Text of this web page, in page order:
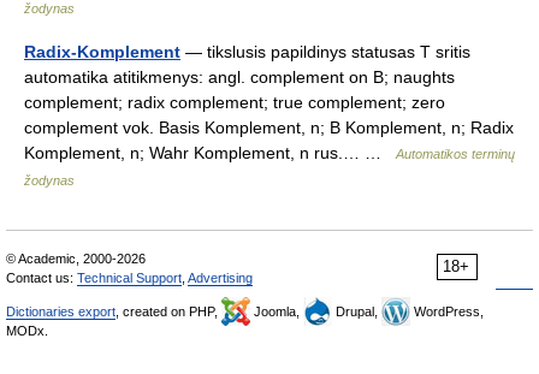
žodynas
Radix-Komplement — tikslusis papildinys statusas T sritis
automatika atitikmenys: angl. complement on B; naughts
complement; radix complement; true complement; zero
complement vok. Basis Komplement, n; B Komplement, n; Radix
Komplement, n; Wahr Komplement, n rus.… …
Automatikos terminų
žodynas
18+
© Academic, 2000-2026
Contact us: Technical Support Advertising
Dictionaries export , created on PHP, Joomla, Drupal,
WordPress,
MODx.